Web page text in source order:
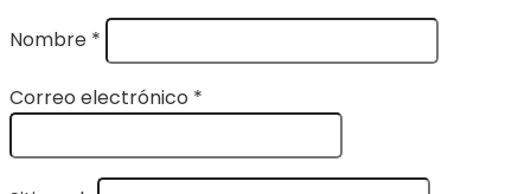
Nombre *
Correo electrónico *